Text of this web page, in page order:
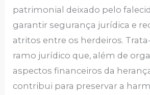
patrimonial deixado pelo
garantir segurança jurídica e
atritos entre os herdeiros.
ramo jurídico que, além de
aspectos financeiros da
contribui para preservar a